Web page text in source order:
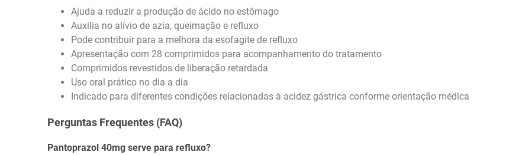
Ajuda a reduzir a produção de ácido no estômago
Auxilia no alívio de azia, queimação e refluxo
Pode contribuir para a melhora da esofagite de refluxo
Apresentação com 28 comprimidos para acompanhamento do tratamento
Comprimidos revestidos de liberação retardada
Uso oral prático no dia a dia
Indicado para diferentes condições relacionadas à acidez gástrica conforme orientação médica
Perguntas Frequentes (FAQ)
Pantoprazol 40mg serve para refluxo?